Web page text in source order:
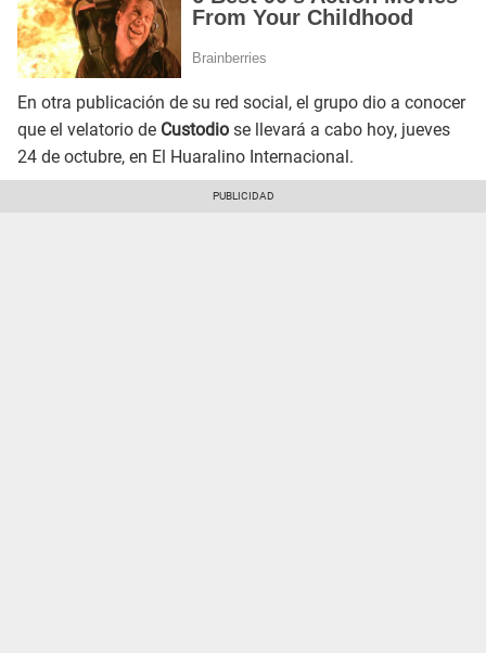
En otra publicación de su red social, el grupo dio a conocer
que el velatorio de Custodio se llevará a cabo hoy, jueves
24 de octubre, en El Huaralino Internacional.